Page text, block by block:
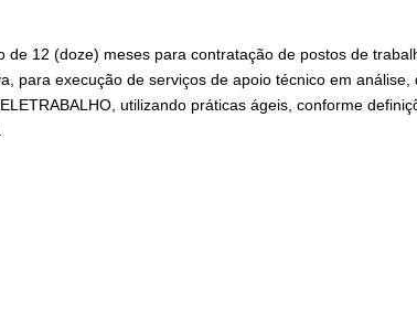
de 12 (doze) meses para contratação de postos de
para execução de serviços de apoio técnico em
utilizando práticas ágeis, conforme